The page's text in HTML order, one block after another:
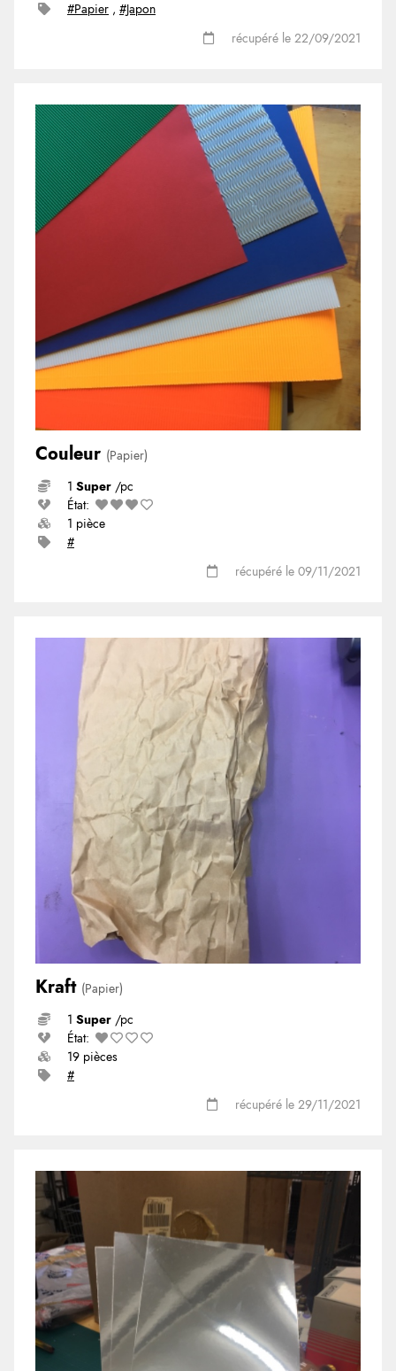
#Papier , #Japon
récupéré le 22/09/2021
Couleur (Papier)
1 Super /pc
État:
1 pièce
#
récupéré le 09/11/2021
Kraft (Papier)
1 Super /pc
État:
19 pièces
#
récupéré le 29/11/2021